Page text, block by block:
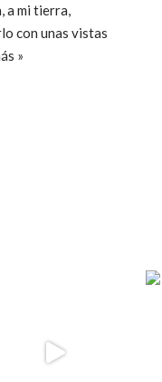
a mi tierra,
con unas vistas
»